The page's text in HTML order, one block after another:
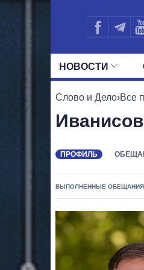
НОВОСТИ
Слово и Дело›Все
ПРОФИЛЬ
ВЫПОЛНЕННЫЕ ОБЕЩАНИЯ